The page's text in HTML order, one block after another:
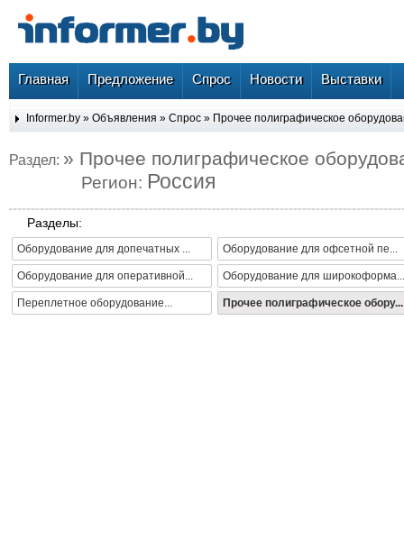
Главная Предложение Спрос Новости Выставки
Informer.by » Объявления » Спрос » Прочее полиграфическое
Раздел: » Прочее полиграфическое
Регион: Россия
Разделы:
Оборудование для допечатных ... Оборудование для офсетной пе...
Оборудование для оперативной... Оборудование для широкоформа...
Переплетное оборудование... Прочее полиграфическое обору...